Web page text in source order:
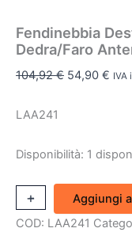
Fendinebbia
Dedra/Faro
104,92€ Il
104,92 €.
54,90 € IlIVA
LAA241
Disponibilità: 1
-
Fendinebbia
Destro
Lancia
+
Aggiungi
COD: LAA241